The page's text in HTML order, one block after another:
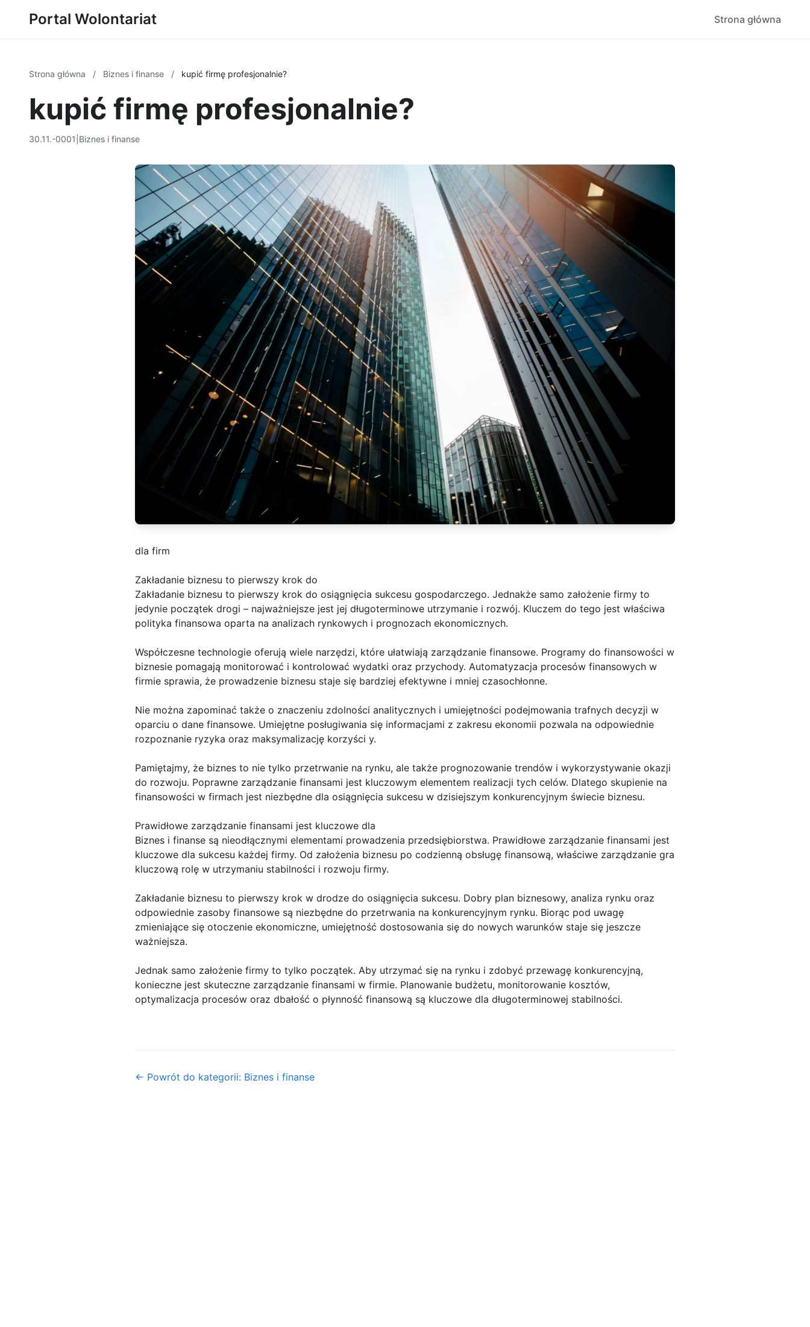
Portal Wolontariat Strona główna
Strona główna / Biznes i finanse / kupić firmę profesjonalnie?
kupić firmę profesjonalnie?
30.11.-0001 Biznes i finanse
dla firm
Zakładanie biznesu to pierwszy krok do
Zakładanie biznesu to pierwszy krok do osiągnięcia sukcesu gospodarczego. Jednakże samo założenie firmy to
jedynie początek drogi – najważniejsze jest jej długoterminowe utrzymanie i rozwój. Kluczem do tego jest właściwa
polityka finansowa oparta na analizach rynkowych i prognozach ekonomicznych.
Współczesne technologie oferują wiele narzędzi, które ułatwiają zarządzanie finansowe. Programy do finansowości w
biznesie pomagają monitorować i kontrolować wydatki oraz przychody. Automatyzacja procesów finansowych w
firmie sprawia, że prowadzenie biznesu staje się bardziej efektywne i mniej czasochłonne.
Nie można zapominać także o znaczeniu zdolności analitycznych i umiejętności podejmowania trafnych decyzji w
oparciu o dane finansowe. Umiejętne posługiwania się informacjami z zakresu ekonomii pozwala na odpowiednie
rozpoznanie ryzyka oraz maksymalizację korzyści y.
Pamiętajmy, że biznes to nie tylko przetrwanie na rynku, ale także prognozowanie trendów i wykorzystywanie okazji
do rozwoju. Poprawne zarządzanie finansami jest kluczowym elementem realizacji tych celów. Dlatego skupienie na
finansowości w firmach jest niezbędne dla osiągnięcia sukcesu w dzisiejszym konkurencyjnym świecie biznesu.
Prawidłowe zarządzanie finansami jest kluczowe dla
Biznes i finanse są nieodłącznymi elementami prowadzenia przedsiębiorstwa. Prawidłowe zarządzanie finansami jest
kluczowe dla sukcesu każdej firmy. Od założenia biznesu po codzienną obsługę finansową, właściwe zarządzanie gra
kluczową rolę w utrzymaniu stabilności i rozwoju firmy.
Zakładanie biznesu to pierwszy krok w drodze do osiągnięcia sukcesu. Dobry plan biznesowy, analiza rynku oraz
odpowiednie zasoby finansowe są niezbędne do przetrwania na konkurencyjnym rynku. Biorąc pod uwagę
zmieniające się otoczenie ekonomiczne, umiejętność dostosowania się do nowych warunków staje się jeszcze
ważniejsza.
Jednak samo założenie firmy to tylko początek. Aby utrzymać się na rynku i zdobyć przewagę konkurencyjną,
konieczne jest skuteczne zarządzanie finansami w firmie. Planowanie budżetu, monitorowanie kosztów,
optymalizacja procesów oraz dbałość o płynność finansową są kluczowe dla długoterminowej stabilności.
← Powrót do kategorii: Biznes i finanse